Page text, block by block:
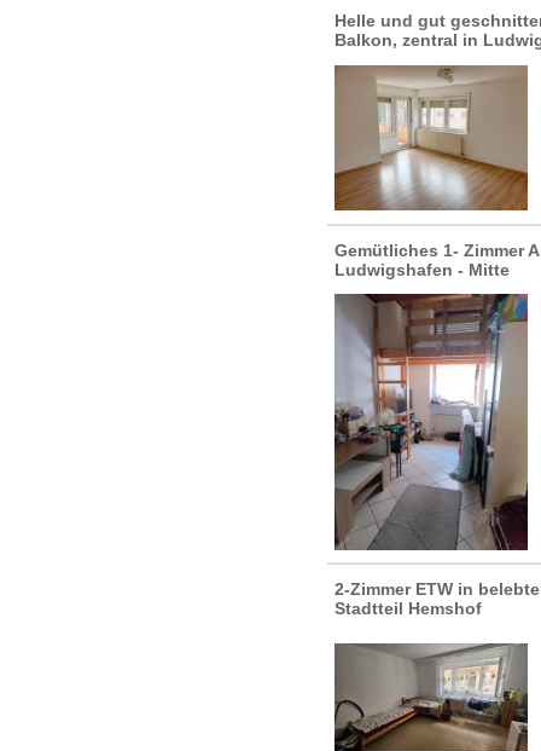
Helle und gut
Balkon, zentral in
Gemütliches 1- Zimmer
Ludwigshafen - Mitte
2-Zimmer ETW in
Stadtteil Hemshof